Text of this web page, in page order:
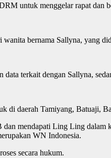
untuk menggelar rapat dan
bernama Sallyna, yang
terkait dengan Sallyna,
di daerah Tamiyang, Batuaji,
mendapati Ling Ling
WN Indonesia.
secara hukum.